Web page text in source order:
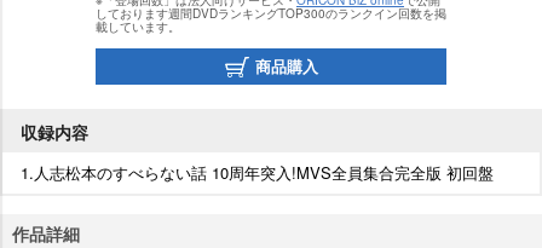
しております週間DVDランキングTOP300のランクイン回数を掲
載しています。
商品購入
収録内容
1.人志松本のすべらない話 10周年突入!MVS全員集合完全版 初回盤
作品詳細